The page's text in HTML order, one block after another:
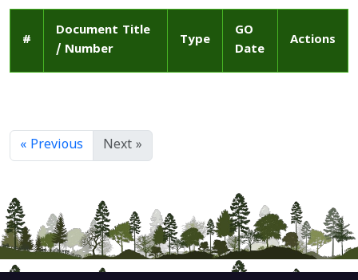
#
Document Title
/ Number
Type
GO
Date
Actions
« Previous Next »